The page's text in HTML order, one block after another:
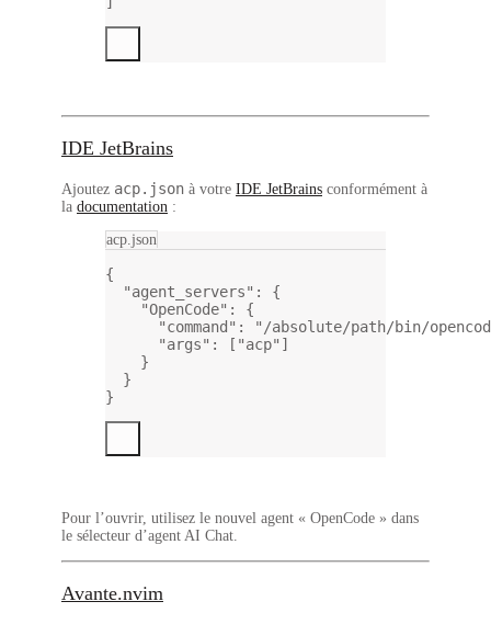
IDE JetBrains
Ajoutez acp.json à votre IDE JetBrains conformément à
la documentation :
acp.json
{
"agent_servers" : {
"OpenCode" : {
"command" :
"/absolute/path/bin/
"args" : [ "acp" ]
}
}
}
Pour l’ouvrir, utilisez le nouvel agent « OpenCode » dans
le sélecteur d’agent AI Chat.
Avante.nvim